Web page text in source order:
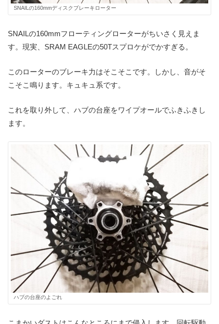
SNAILの160mmディスクブレーキローター
SNAILの160mmフローティングローターがちいさく見えま
す。現実、SRAM EAGLEの50Tスプロケがでかすぎる。
このローターのブレーキ力はそこそこです。しかし、音がそ
こそこ鳴ります。キュキュ系です。
これを取り外して、ハブの台座をワイプオールでふきふきし
ます。
ハブの台座のよごれ